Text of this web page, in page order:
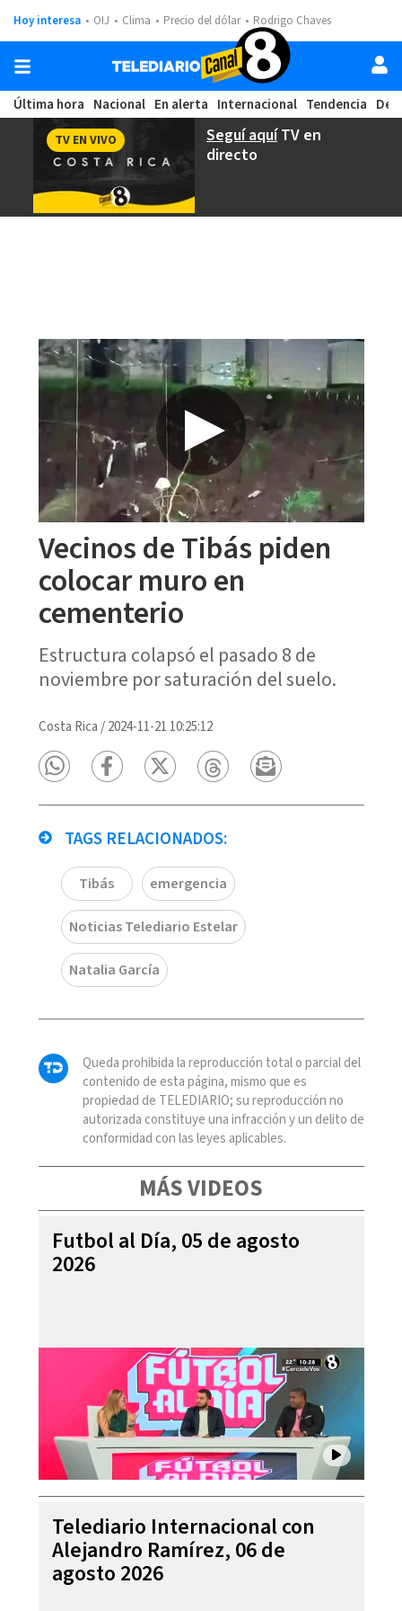
Hoy interesa OIJ Clima Precio del dólar Rodrigo Chaves
Última hora Nacional En alerta Internacional Tendencia
Seguí aquíTV en
directo
TV EN VIVO
Vecinos de Tibás piden
colocar muro en
cementerio
Estructura colapsó el pasado 8 de
noviembre por saturación del suelo.
Costa Rica /2024-11-21 10:25:12
TAGS RELACIONADOS:
Tibás emergencia
Noticias Telediario Estelar
Natalia García
Queda prohibida la reproducción total o parcial del
contenido de esta página, mismo que es
propiedad de TELEDIARIO; su reproducción no
autorizada constituye una infracción y un delito de
conformidad con las leyes aplicables.
MÁS VIDEOS
Futbol al Día, 05 de agosto
2026
Telediario Internacional con
Alejandro Ramírez, 06 de
agosto 2026